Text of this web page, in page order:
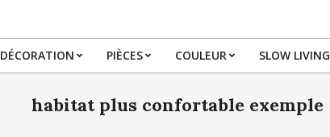
Primary
Menu
DÉCORATION PIÈCES COULEUR SLOW LIVING
habitat plus confortable exemple